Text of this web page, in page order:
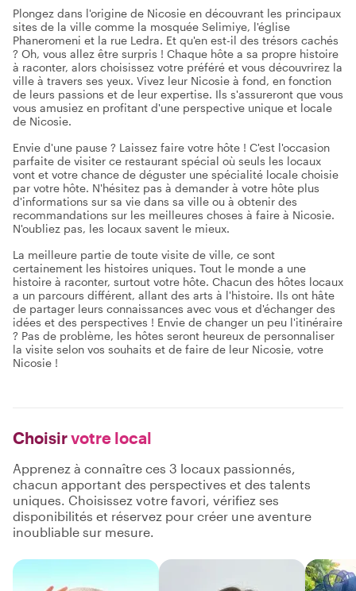
Plongez dans l'origine de Nicosie en découvrant les principaux
sites de la ville comme la mosquée Selimiye, l'église
Phaneromeni et la rue Ledra. Et qu'en est-il des trésors cachés
? Oh, vous allez être surpris ! Chaque hôte a sa propre histoire
à raconter, alors choisissez votre préféré et vous découvrirez la
ville à travers ses yeux. Vivez leur Nicosie à fond, en fonction
de leurs passions et de leur expertise. Ils s'assureront que vous
vous amusiez en profitant d'une perspective unique et locale
de Nicosie.
Envie d'une pause ? Laissez faire votre hôte ! C'est l'occasion
parfaite de visiter ce restaurant spécial où seuls les locaux
vont et votre chance de déguster une spécialité locale choisie
par votre hôte. N'hésitez pas à demander à votre hôte plus
d'informations sur sa vie dans sa ville ou à obtenir des
recommandations sur les meilleures choses à faire à Nicosie.
N'oubliez pas, les locaux savent le mieux.
La meilleure partie de toute visite de ville, ce sont
certainement les histoires uniques. Tout le monde a une
histoire à raconter, surtout votre hôte. Chacun des hôtes locaux
a un parcours différent, allant des arts à l'histoire. Ils ont hâte
de partager leurs connaissances avec vous et d'échanger des
idées et des perspectives ! Envie de changer un peu l'itinéraire
? Pas de problème, les hôtes seront heureux de personnaliser
la visite selon vos souhaits et de faire de leur Nicosie, votre
Nicosie !
Choisirvotre local
Apprenez à connaître ces 3 locaux passionnés,
chacun apportant des perspectives et des talents
uniques. Choisissez votre favori, vérifiez ses
disponibilités et réservez pour créer une aventure
inoubliable sur mesure.